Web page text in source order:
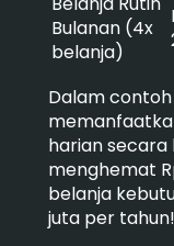
Bulanan (4x
belanja)
Dalam
harian secara
menghemat
belanja
juta per tahun!